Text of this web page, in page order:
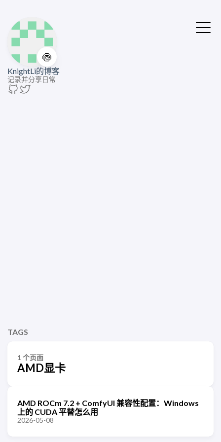
🍥
KnightLi的博客
记录并分享日常
TAGS
1 个页面
AMD显卡
AMD ROCm 7.2 + ComfyUI 兼容性配置：Windows
上的 CUDA 平替怎么用
2026-05-08